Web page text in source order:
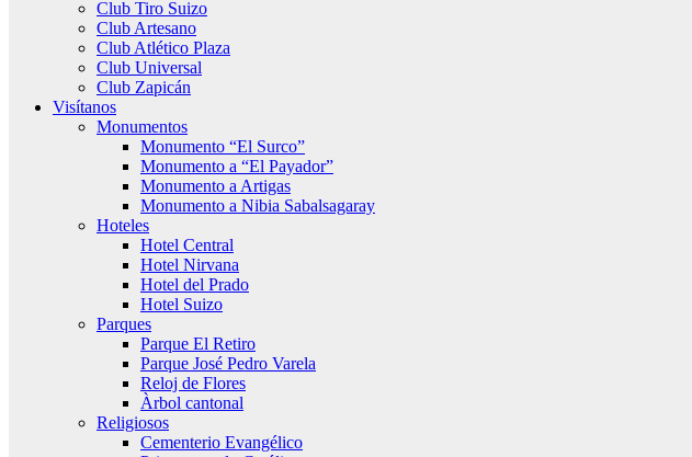
Club Tiro Suizo
Club Artesano
Club Atlético Plaza
Club Universal
Club Zapicán
Visítanos
Monumentos
Monumento “El Surco”
Monumento a “El Payador”
Monumento a Artigas
Monumento a Nibia Sabalsagaray
Hoteles
Hotel Central
Hotel Nirvana
Hotel del Prado
Hotel Suizo
Parques
Parque El Retiro
Parque José Pedro Varela
Reloj de Flores
Àrbol cantonal
Religiosos
Cementerio Evangélico